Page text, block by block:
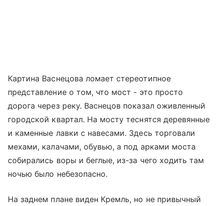
Картина Васнецова ломает стереотипное
представление о том, что мост - это просто
дорога через реку. Васнецов показал оживленный
городской квартал. На мосту теснятся деревянные
и каменные лавки с навесами. Здесь торговали
мехами, калачами, обувью, а под арками моста
собирались воры и беглые, из-за чего ходить там
ночью было небезопасно.
На заднем плане виден Кремль, но не привычный